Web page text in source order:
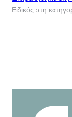
Ειδικός στη